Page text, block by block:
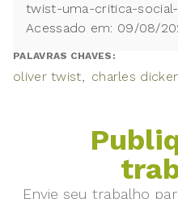
twist-uma-critica-
Acessado em: 09/08/
PALAVRAS CHAVES:
oliver twist charles
Envie seu trabalho